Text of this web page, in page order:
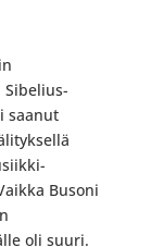
saanut
Busoni
oli suuri.